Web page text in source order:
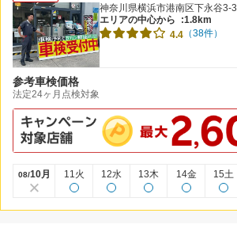
神奈川県横浜市港南区下永谷3-
エリアの中心から
:1.8km
4.4 （38件）
参考車検価格
法定24ヶ月点検対象
08/10月 11火 12水 13木 14金 15土